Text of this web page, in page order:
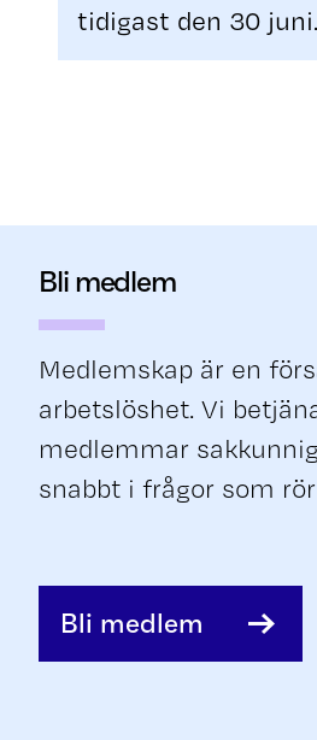
tidigast den 30 juni.
Bli medlem
Medlemskap är en
arbetslöshet. Vi
medlemmar
snabbt i frågor som
Bli medlem